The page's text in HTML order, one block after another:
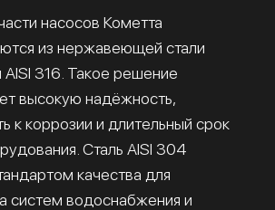
насосов Кометта
из нержавеющей стали
AISI 316. Такое решение
высокую надёжность,
к коррозии и длительный срок
Сталь AISI 304
качества для
систем водоснабжения и